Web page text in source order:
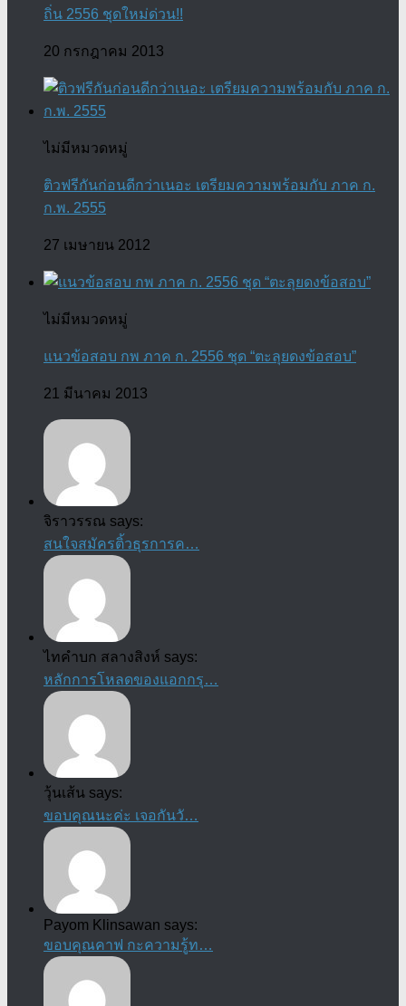
ถิ่น 2556 ชุดใหม่ด่วน!!
20 กรกฎาคม 2013
ไม่มีหมวดหมู่
ติวฟรีกันก่อนดีกว่าเนอะ เตรียมความพร้อมกับ ภาค ก.
ก.พ. 2555
27 เมษายน 2012
ไม่มีหมวดหมู่
แนวข้อสอบ กพ ภาค ก. 2556 ชุด “ตะลุยดงข้อสอบ”
21 มีนาคม 2013
จิราวรรณ says:
สนใจสมัครติ้วธุรการค…
ไทคำบก สลางสิงห์ says:
หลักการโหลดของแอกกรุ…
วุ้นเส้น says:
ขอบคุณนะค่ะ เจอกันวั…
Payom Klinsawan says:
ขอบคุณคาฟ กะความรู้ท…